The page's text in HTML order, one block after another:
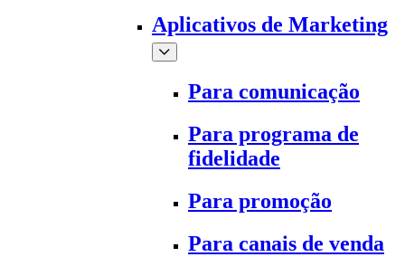
Aplicativos de Marketing
Para comunicação
Para programa de
fidelidade
Para promoção
Para canais de venda